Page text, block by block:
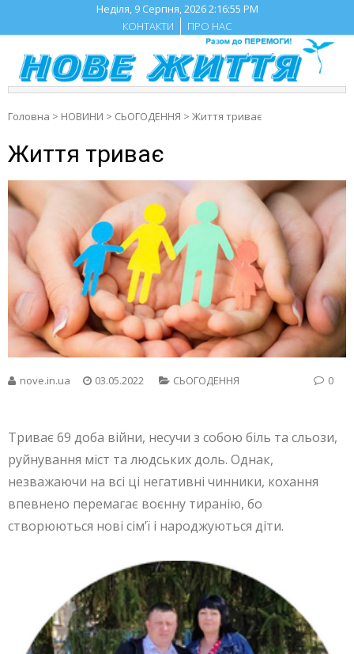
content
Неділя, 9 Серпня, 20262:16:56 PM
КОНТАКТИ
ПРО НАС
Головна > НОВИНИ > СЬОГОДЕННЯ > Життя триває
Життя триває
nove.in.ua 03.05.2022 СЬОГОДЕННЯ 0
Триває 69 доба війни, несучи з собою біль та сльози,
руйнування міст та людських доль. Однак,
незважаючи на всі ці негативні чинники, кохання
впевнено перемагає воєнну тиранію, бо
створюються нові сім’ї і народжуються діти.